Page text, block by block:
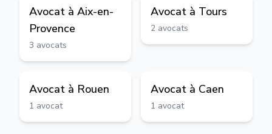
Avocat à Aix-en-
Provence
3 avocats
Avocat à Tours
2 avocats
Avocat à Rouen
1 avocat
Avocat à Caen
1 avocat